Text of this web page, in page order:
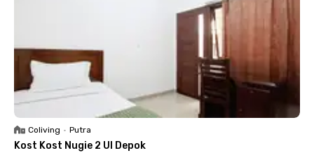
Coliving • Putra
Kost Kost Nugie 2 UI Depok